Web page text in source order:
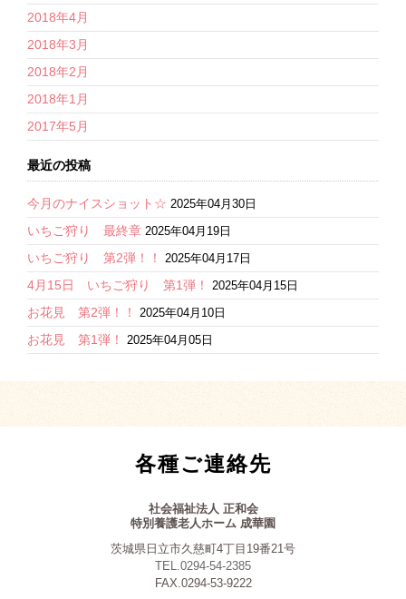
2018年4月
2018年3月
2018年2月
2018年1月
2017年5月
最近の投稿
今月のナイスショット☆ 2025年04月30日
いちご狩り 最終章 2025年04月19日
いちご狩り 第2弾！！ 2025年04月17日
4月15日 いちご狩り 第1弾！ 2025年04月15日
お花見 第2弾！！ 2025年04月10日
お花見 第1弾！ 2025年04月05日
各種ご連絡先
社会福祉法人 正和会
特別養護老人ホーム 成華園
茨城県日立市久慈町4丁目19番21号
TEL.0294-54-2385
FAX.0294-53-9222